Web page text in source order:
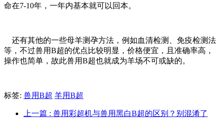
命在7-10年，一年内基本就可以回本。
还有其他的一些母羊测孕方法，例如血清检测、免疫检测法
等，不过兽用B超的优点比较明显，价格便宜，且准确率高，
操作也简单，故此兽用B超也就成为羊场不可或缺的。
标签: 兽用B超 羊用B超
上一篇 : 兽用彩超机与兽用黑白B超的区别？别混淆了